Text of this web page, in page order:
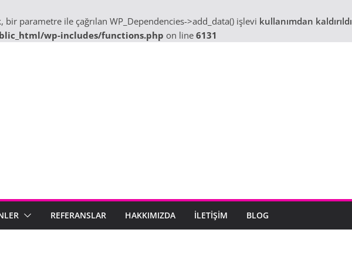
parametre ile çağrılan WP_Dependencies->add_data() işlevi kullanımdan kaldırıldı
wp-includes/functions.php on line 6131
REFERANSLAR HAKKIMIZDA İLETIŞIM BLOG